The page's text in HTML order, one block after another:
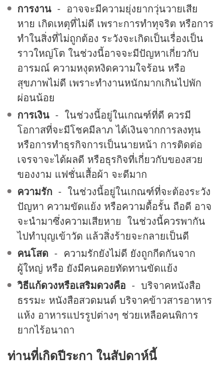
การงาน - อาจจะมีความยุ่งยากวุ่นวายเสีย
หาย เกิดเหตุที่ไม่ดี เพราะการทำทุจริต หรือการ
ทำในสิ่งที่ไม่ถูกต้อง ระวังจะเกิดเป็นเรื่องเป็น
ราวใหญ่โต ในช่วงนี้อาจจะมีปัญหาเกี่ยวกับ
อารมณ์ ความหงุดหงิดความใจร้อน หรือ
สุขภาพไม่ดี เพราะทำงานหนักมากเกินไปพัก
ผ่อนน้อย
การเงิน - ในช่วงนี้อยู่ในเกณฑ์ที่ดี ควรมี
โอกาสที่จะมีโชคมีลาภ ได้เงินจากการลงทุน
หรือการทำธุรกิจการเป็นนายหน้า การติดต่อ
เจรจาจะได้ผลดี หรือธุรกิจที่เกี่ยวกับของสวย
ของงาม แฟชั่นเสื้อผ้า จะดีมาก
ความรัก - ในช่วงนี้อยู่ในเกณฑ์ที่จะต้องระวัง
ปัญหา ความขัดแย้ง หรือความดื้อรั้น ถือดี อาจ
จะนำมาซึ่งความเสียหาย ในช่วงนี้ควรพากัน
ไปทำบุญเข้าวัด แล้วสิ่งร้ายจะกลายเป็นดี
คนโสด - ความรักยังไม่ดี ยังถูกกีดกันจาก
ผู้ใหญ่ หรือ ยังมีคนคอยทัดทานขัดแย้ง
วิธีแก้ดวงหรือเสริมดวงคือ - บริจาคหนังสือ
ธรรมะ หนังสือสวดมนต์ บริจาคข้าวสารอาหาร
แห้ง อาหารแปรรูปต่างๆ ช่วยเหลือคนพิการ
ยากไร้อนาถา
ท่านที่เกิดปีระกา ในสัปดาห์นี้